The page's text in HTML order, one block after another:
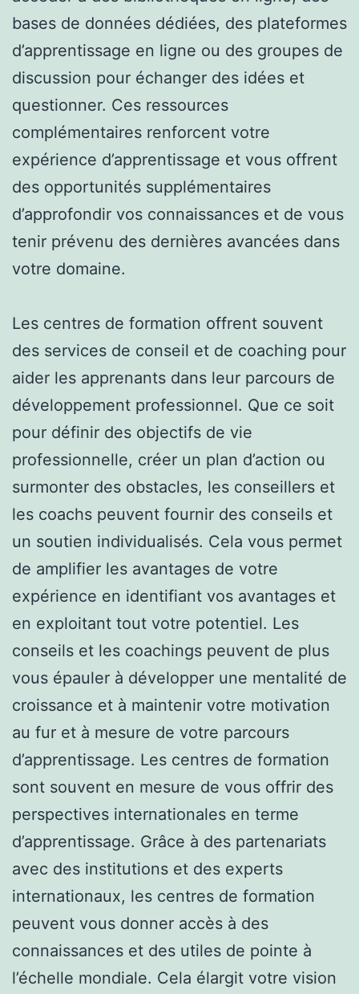
bases de données dédiées, des plateformes
d’apprentissage en ligne ou des groupes de
discussion pour échanger des idées et
questionner. Ces ressources
complémentaires renforcent votre
expérience d’apprentissage et vous offrent
des opportunités supplémentaires
d’approfondir vos connaissances et de vous
tenir prévenu des dernières avancées dans
votre domaine.
Les centres de formation offrent souvent
des services de conseil et de coaching pour
aider les apprenants dans leur parcours de
développement professionnel. Que ce soit
pour définir des objectifs de vie
professionnelle, créer un plan d’action ou
surmonter des obstacles, les conseillers et
les coachs peuvent fournir des conseils et
un soutien individualisés. Cela vous permet
de amplifier les avantages de votre
expérience en identifiant vos avantages et
en exploitant tout votre potentiel. Les
conseils et les coachings peuvent de plus
vous épauler à développer une mentalité de
croissance et à maintenir votre motivation
au fur et à mesure de votre parcours
d’apprentissage. Les centres de formation
sont souvent en mesure de vous offrir des
perspectives internationales en terme
d’apprentissage. Grâce à des partenariats
avec des institutions et des experts
internationaux, les centres de formation
peuvent vous donner accès à des
connaissances et des utiles de pointe à
l’échelle mondiale. Cela élargit votre vision